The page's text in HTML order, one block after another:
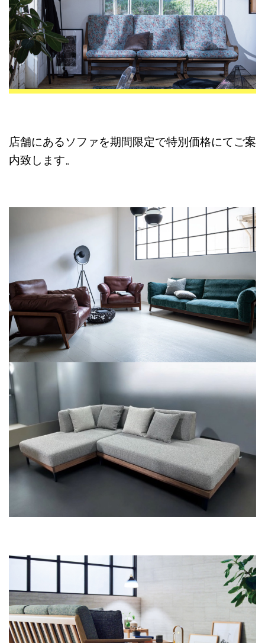
店舗にあるソファを期間限定で特別価格にてご案
内致します。